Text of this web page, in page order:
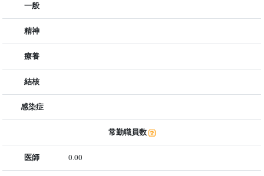
一般
精神
療養
結核
感染症
常勤職員数
医師 0.00